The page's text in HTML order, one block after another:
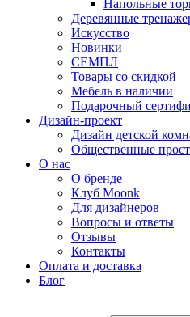
Напольные
Деревянные
Искусство
Новинки
СЕМПЛ
Товары со скидкой
Мебель в наличии
Подарочный
Дизайн-проект
Дизайн детской
Общественные
О нас
О бренде
Клуб Moonk
Для дизайнеров
Вопросы и ответы
Отзывы
Контакты
Оплата и доставка
Блог